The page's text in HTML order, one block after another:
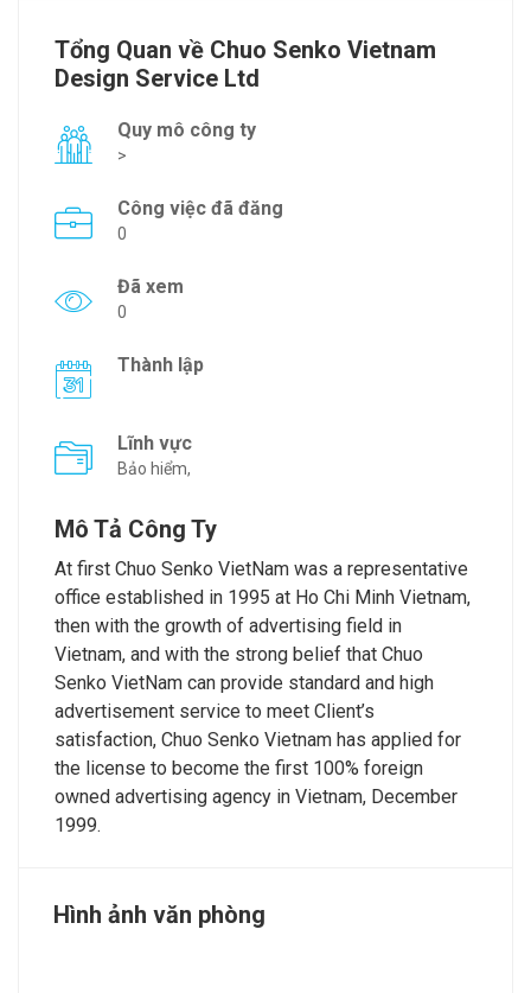
Tổng Quan về Chuo Senko Vietnam
Design Service Ltd
Quy mô công ty
>
Công việc đã đăng
0
Đã xem
0
Thành lập
Lĩnh vực
Bảo hiểm,
Mô Tả Công Ty
At first Chuo Senko VietNam was a representative
office established in 1995 at Ho Chi Minh Vietnam,
then with the growth of advertising field in
Vietnam, and with the strong belief that Chuo
Senko VietNam can provide standard and high
advertisement service to meet Client’s
satisfaction, Chuo Senko Vietnam has applied for
the license to become the first 100% foreign
owned advertising agency in Vietnam, December
1999.
Hình ảnh văn phòng